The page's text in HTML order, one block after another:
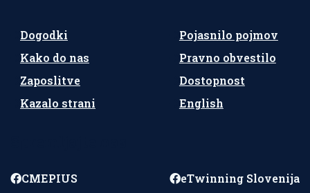
Dogodki
Kako do nas
Zaposlitve
Kazalo strani
Pojasnilo pojmov
Pravno obvestilo
Dostopnost
English
CMEPIUS
eTwinning Slovenija